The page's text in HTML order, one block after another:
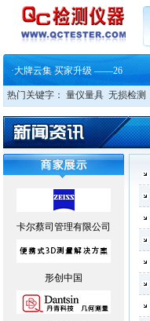
· 蔡司软件 | 高效变形分析能
·铸就AI服务器质量动脉 – 高
·铸就AI服务器质量动脉 – 高
·ZEISS BOSELLO ADR 让内部缺
·蔡司和亿纬锂能达成战略合作
·大牌云集 买家升级 ——26
·蔡司软件 | 高效变形分析能
·铸就AI服务器质量动脉 – 高
·铸就AI服务器质量动脉 – 高
ZEISS BOSELLO ADR 让内部缺
蔡司和亿纬锂能达成战略合作
热门关键字： 量仪量具 无损检测
卡尔蔡司管理有限公司
形创中国